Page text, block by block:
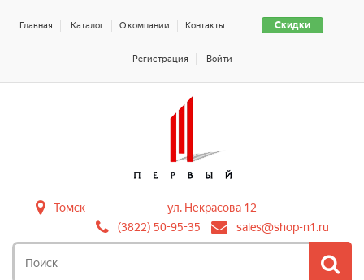
Скидки
Главная Каталог О компании Контакты
Регистрация Войти
Томск
ул. Некрасова 12
(3822) 50-95-35
sales@shop-n1.ru